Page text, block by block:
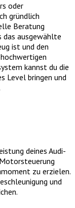
oder
gründlich
Beratung
das ausgewählte
ist und den
kannst du die
Level bringen und
deines Audi-
zu erzielen.
und